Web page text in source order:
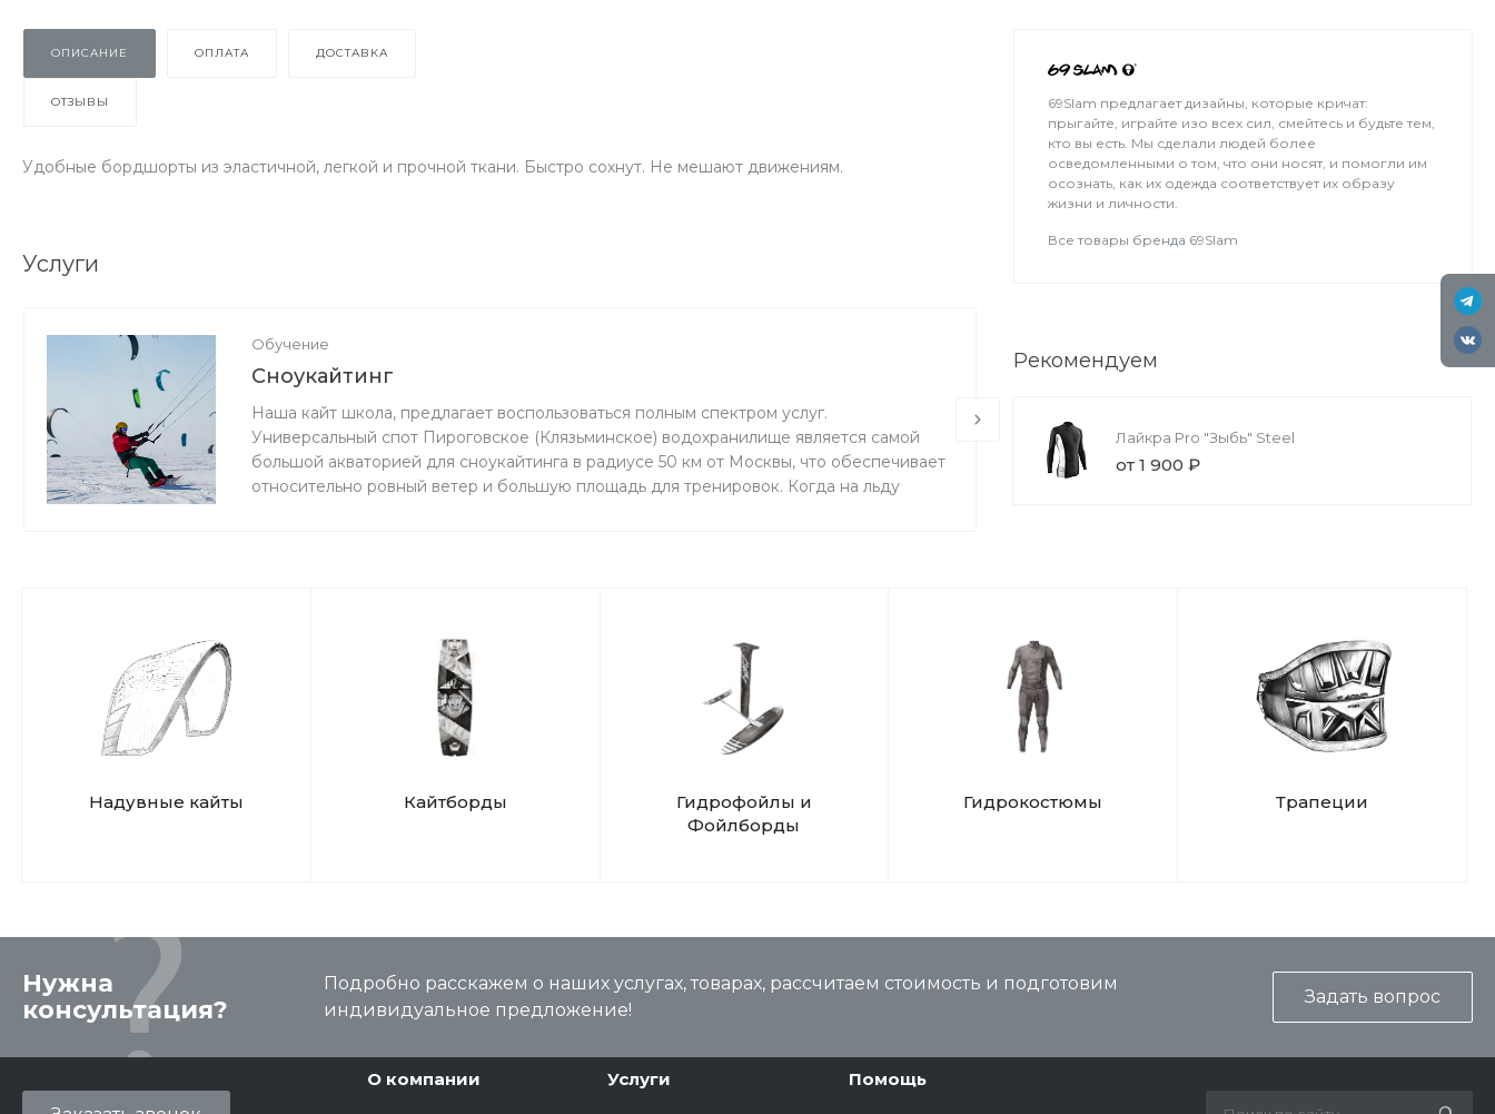
ОПИСАНИЕ ОПЛАТА ДОСТАВКА
ОТЗЫВЫ
Удобные бордшорты из эластичной, легкой и прочной ткани. Быстро сохнут. Не мешают движениям.
Услуги
Обучение
Сноукайтинг
Наша кайт школа, предлагает воспользоваться полным спектром услуг.
Универсальный спот Пироговское (Клязьминское) водохранилище является самой
большой акваторией для сноукайтинга в радиусе 50 км от Москвы, что обеспечивает
относительно ровный ветер и большую площадь для тренировок. Когда на льду
форме крыла, называемый винг,
69Slam предлагает дизайны, которые кричат:
прыгайте, играйте изо всех сил, смейтесь и будьте тем,
кто вы есть. Мы сделали людей более
осведомленными о том, что они носят, и помогли им
осознать, как их одежда соответствует их образу
жизни и личности.
Все товары бренда 69Slam
Рекомендуем
Лайкра Pro "Зыбь" Steel
от 1 900 ₽
Надувные кайты Кайтборды
Гидрофойлы и
Фойлборды
Гидрокостюмы Трапеции
Нужна
консультация?
Подробно расскажем о наших услугах, товарах, рассчитаем стоимость и подготовим
индивидуальное предложение!
Задать вопрос
О компании Услуги Помощь